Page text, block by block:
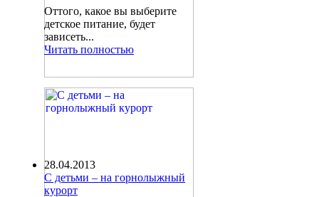
Оттого, какое вы выберите
детское питание, будет
зависеть...
Читать полностью
28.04.2013
С детьми – на горнолыжный
курорт